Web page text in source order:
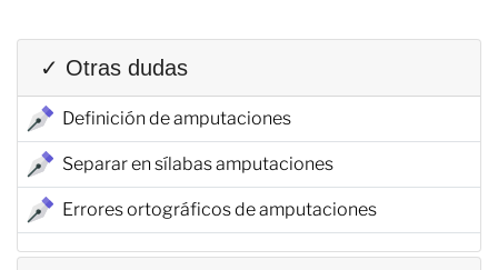
✓ Otras dudas
Definición de amputaciones
Separar en sílabas amputaciones
Errores ortográficos de amputaciones